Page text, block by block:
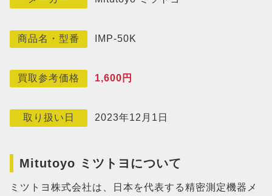
商品名・型番 IMP-50K
買取参考価格 1,600円
取り扱い日 2023年12月1日
Mitutoyo ミツトヨについて
ミツトヨ株式会社は、日本を代表する精密測定機器メ